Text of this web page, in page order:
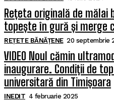
Rețeta originală de mălai
topește în gură și merge
REȚETE BĂNĂȚENE 20 septembrie
VIDEO Noul cămin
inaugurare. Condiții de
universitară din Timișoara
INEDIT 4 februarie 2025